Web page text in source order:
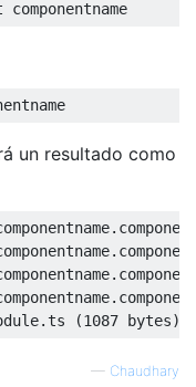
un resultado como
— Chaudhary